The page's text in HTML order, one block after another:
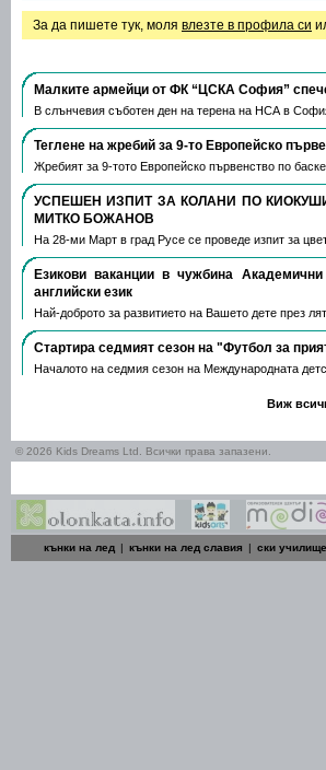
За да пишете тук, моля влезте в профила си
Малките армейци от ФК “ЦСКА София”
В слънчевия съботен ден на терена на НСА в
Теглене на жребий за 9-то Европейско
Жребият за 9-тото Европейско първенство по
УСПЕШЕН ИЗПИТ ЗА КОЛАНИ ПО
МИТКО БОЖАНОВ
На 28-ми Март в град Русе се проведе изпит за
Езикови ваканции​ в чужбина
английски език
Най-доброто за развитието на Вашето дете през
Стартира седмият сезон на "Футбол за
Началото на седмия сезон на Международната
Виж
© 2026 Kids Dreams Ltd. Всички права запазени.
кънки на лед | кънки на лед славия | ски